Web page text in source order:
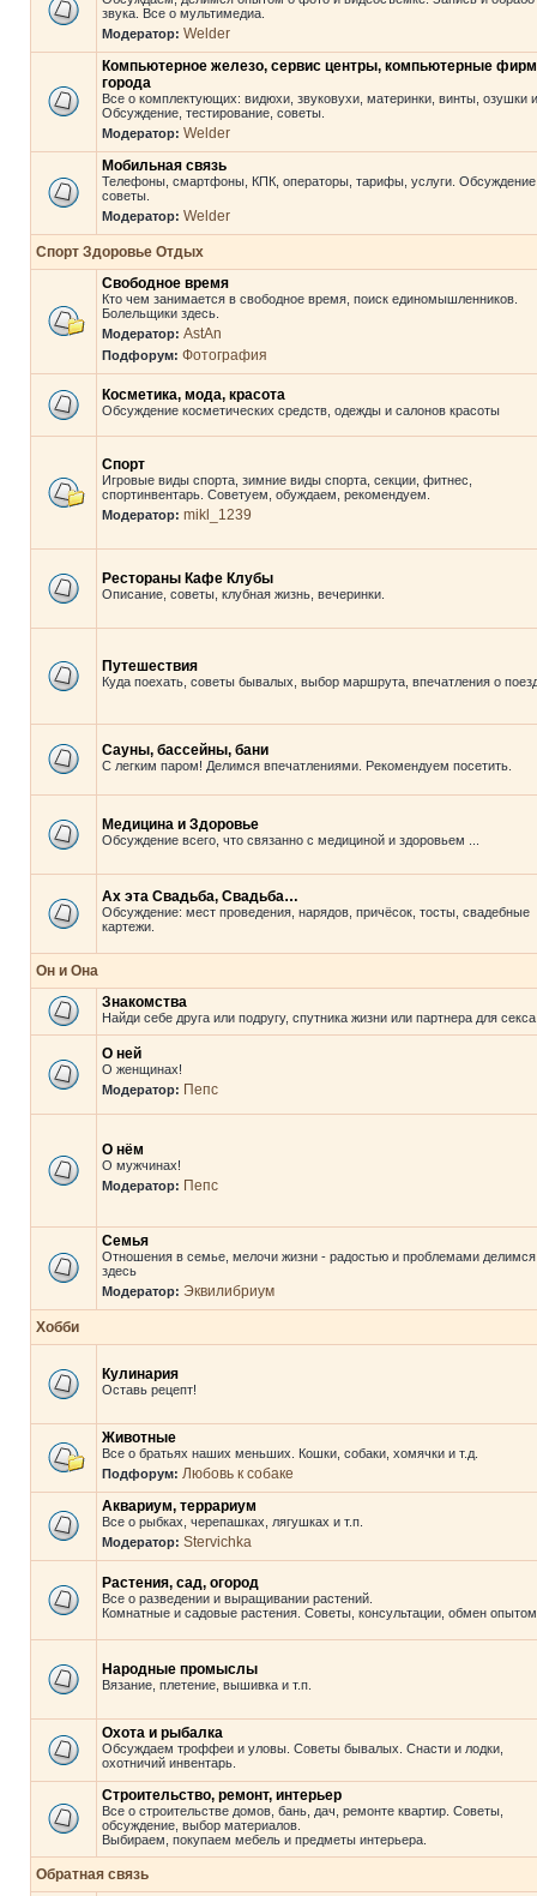
звука. Все о мультимедиа.
Модератор: Welder
Компьютерное железо, сервис центры, компьютерные
города
Все о комплектующих: видюхи, звуковухи, материнки, винты, озушки
Обсуждение, тестирование, советы.
Модератор: Welder
Мобильная связь
Телефоны, смартфоны, КПК, операторы, тарифы, услуги.
советы.
Модератор: Welder
Спорт Здоровье Отдых
Свободное время
Кто чем занимается в свободное время, поиск единомышленников.
Болельщики здесь.
Модератор: AstAn
Подфорум: Фотография
Косметика, мода, красота
Обсуждение косметических средств, одежды и салонов красоты
Спорт
Игровые виды спорта, зимние виды спорта, секции, фитнес,
спортинвентарь. Советуем, обуждаем, рекомендуем.
Модератор: mikl_1239
Рестораны Кафе Клубы
Описание, советы, клубная жизнь, вечеринки.
Путешествия
Куда поехать, советы бывалых, выбор маршрута, впечатления о
Сауны, бассейны, бани
С легким паром! Делимся впечатлениями. Рекомендуем посетить.
Медицина и Здоровье
Обсуждение всего, что связанно с медициной и здоровьем ...
Ах эта Свадьба, Свадьба…
Обсуждение: мест проведения, нарядов, причёсок, тосты, свадебные
картежи.
Он и Она
Знакомства
Найди себе друга или подругу, спутника жизни или партнера для
О ней
О женщинах!
Модератор: Пепс
О нём
О мужчинах!
Модератор: Пепс
Семья
Отношения в семье, мелочи жизни - радостью и проблемами делимся
здесь
Модератор: Эквилибриум
Хобби
Кулинария
Оставь рецепт!
Животные
Все о братьях наших меньших. Кошки, собаки, хомячки и т.д.
Подфорум: Любовь к собаке
Аквариум, террариум
Все о рыбках, черепашках, лягушках и т.п.
Модератор: Stervichka
Растения, сад, огород
Все о разведении и выращивании растений.
Комнатные и садовые растения. Советы, консультации, обмен
Народные промыслы
Вязание, плетение, вышивка и т.п.
Охота и рыбалка
Обсуждаем троффеи и уловы. Советы бывалых. Снасти и лодки,
охотничий инвентарь.
Строительство, ремонт, интерьер
Все о строительстве домов, бань, дач, ремонте квартир. Советы,
обсуждение, выбор материалов.
Выбираем, покупаем мебель и предметы интерьера.
Обратная связь